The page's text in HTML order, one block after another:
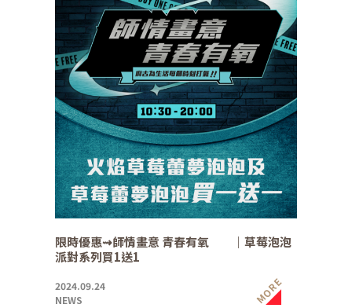
限時優惠⇝師情畫意 青春有氧 ｜草莓泡泡
派對系列買1送1
2024.09.24
NEWS
MORE